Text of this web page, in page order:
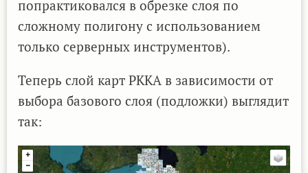
попрактиковался в обрезке слоя по
сложному полигону с использованием
только серверных инструментов).
Теперь слой карт РККА в зависимости от
выбора базового слоя (подложки) выглядит
так: